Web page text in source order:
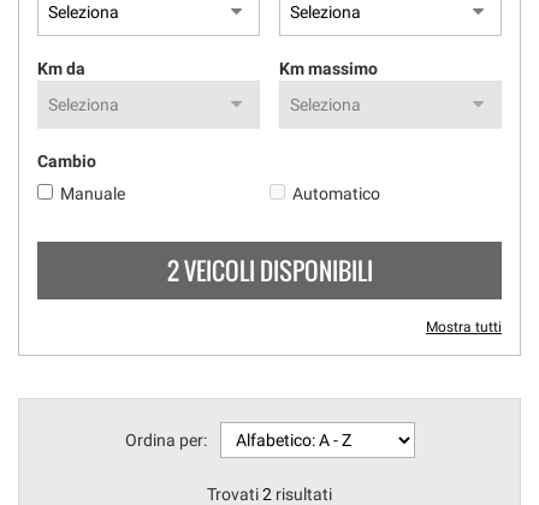
Km da Km massimo
Cambio
Manuale
Automatico
2 VEICOLI DISPONIBILI
Mostra tutti
Ordina per:
Trovati2 risultati